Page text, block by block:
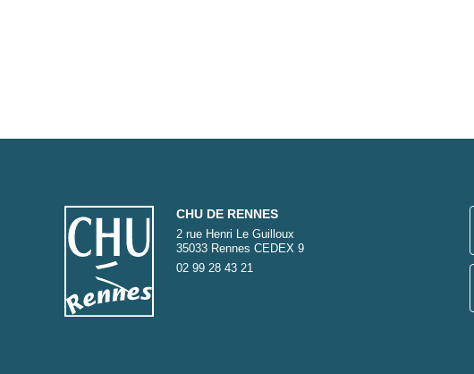
CHU DE RENNES
2 rue Henri Le Guilloux
35033 Rennes CEDEX 9
02 99 28 43 21